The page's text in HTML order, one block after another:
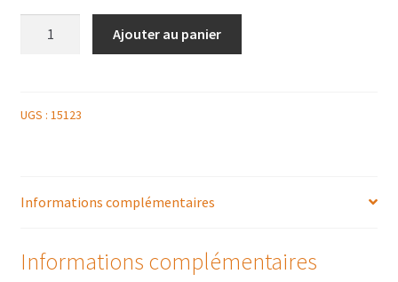
TÊTE
Ajouter au panier
UGS : 15123
Informations complémentaires
Informations complémentaires